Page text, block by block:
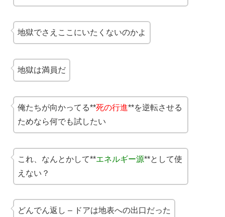
地獄でさえここにいたくないのかよ
地獄は満員だ
俺たちが向かってる**死の行進**を逆転させる
ためなら何でも試したい
これ、なんとかして**エネルギー源**として使
えない？
どんでん返し – ドアは地表への出口だった